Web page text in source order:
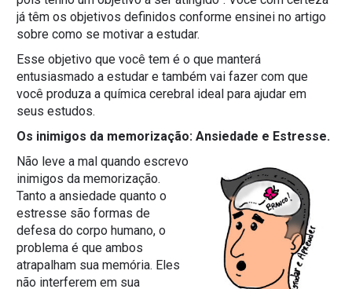
já têm os objetivos definidos conforme ensinei no artigo
sobre como se motivar a estudar.
Esse objetivo que você tem é o que manterá
entusiasmado a estudar e também vai fazer com que
você produza a química cerebral ideal para ajudar em
seus estudos.
Os inimigos da memorização: Ansiedade e Estresse.
Não leve a mal quando escrevo
inimigos da memorização.
Tanto a ansiedade quanto o
estresse são formas de
defesa do corpo humano, o
problema é que ambos
atrapalham sua memória. Eles
não interferem em sua